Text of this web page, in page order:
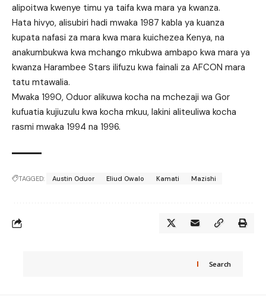
alipoitwa kwenye timu ya taifa kwa mara ya kwanza.
Hata hivyo, alisubiri hadi mwaka 1987 kabla ya kuanza
kupata nafasi za mara kwa mara kuichezea Kenya, na
anakumbukwa kwa mchango mkubwa ambapo kwa mara ya
kwanza Harambee Stars ilifuzu kwa fainali za AFCON mara
tatu mtawalia.
Mwaka 1990, Oduor alikuwa kocha na mchezaji wa Gor
kufuatia kujiuzulu kwa kocha mkuu, lakini aliteuliwa kocha
rasmi mwaka 1994 na 1996.
TAGGED: Austin Oduor Eliud Owalo Kamati Mazishi
Search